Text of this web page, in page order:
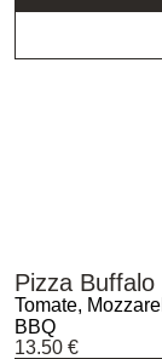
Pizza Buffalo
Tomate,
BBQ
13.50 €